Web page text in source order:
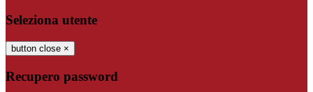
Seleziona utente
button close ×
Recupero password